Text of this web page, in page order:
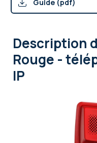
Guide (pdf)
Description
Rouge -
IP